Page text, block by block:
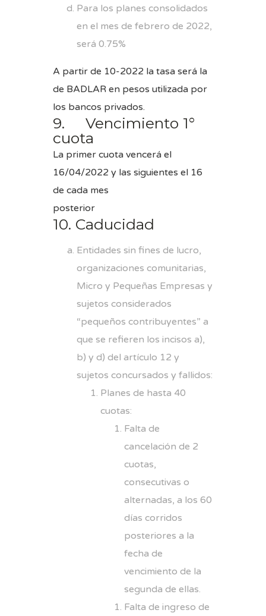
Para los planes consolidados
en el mes de febrero de 2022,
será 0.75%
A partir de 10-2022 la tasa será la
de BADLAR en pesos utilizada por
los bancos privados.
9. Vencimiento 1°
cuota
La primer cuota vencerá el
16/04/2022 y las siguientes el 16
de cada mes
10. Caducidad
Entidades sin fines de lucro,
organizaciones comunitarias,
Micro y Pequeñas Empresas y
sujetos considerados
“pequeños contribuyentes” a
que se refieren los incisos a),
b) y d) del artículo 12 y
sujetos concursados y fallidos:
Planes de hasta 40
cuotas:
Falta de
cancelación de 2
cuotas,
consecutivas o
alternadas, a los 60
días corridos
posteriores a la
fecha de
vencimiento de la
segunda de ellas.
Falta de ingreso de